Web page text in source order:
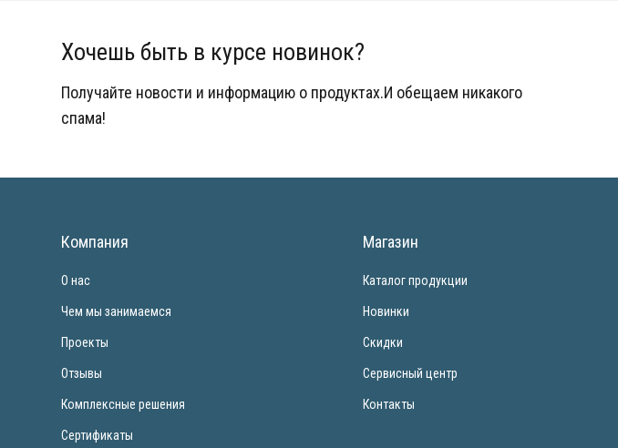
Хочешь быть в курсе новинок?
Получайте новости и информацию о продуктах.И обещаем никакого
спама!
Компания
О нас
Чем мы занимаемся
Проекты
Отзывы
Комплексные решения
Сертификаты
Магазин
Каталог продукции
Новинки
Скидки
Сервисный центр
Контакты